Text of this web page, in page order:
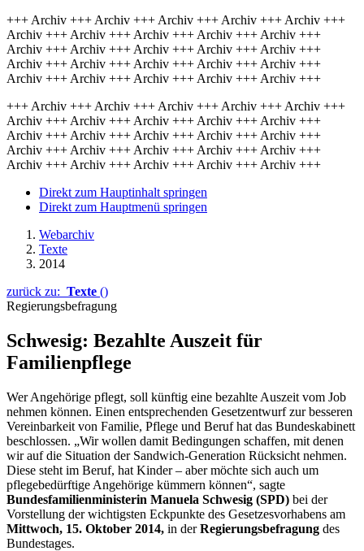
+++ Archiv +++ Archiv +++ Archiv +++ Archiv +++ Archiv +++
Archiv +++ Archiv +++ Archiv +++ Archiv +++ Archiv +++
Archiv +++ Archiv +++ Archiv +++ Archiv +++ Archiv +++
Archiv +++ Archiv +++ Archiv +++ Archiv +++ Archiv +++
Archiv +++ Archiv +++ Archiv +++ Archiv +++ Archiv +++
+++ Archiv +++ Archiv +++ Archiv +++ Archiv +++ Archiv +++
Archiv +++ Archiv +++ Archiv +++ Archiv +++ Archiv +++
Archiv +++ Archiv +++ Archiv +++ Archiv +++ Archiv +++
Archiv +++ Archiv +++ Archiv +++ Archiv +++ Archiv +++
Archiv +++ Archiv +++ Archiv +++ Archiv +++ Archiv +++
Direkt zum Hauptinhalt springen
Direkt zum Hauptmenü springen
Webarchiv
Texte
2014
zurück zu: Texte ()
Regierungsbefragung
Schwesig: Bezahlte Auszeit für
Familienpflege
Wer Angehörige pflegt, soll künftig eine bezahlte Auszeit vom Job
nehmen können. Einen entsprechenden Gesetzentwurf zur besseren
Vereinbarkeit von Familie, Pflege und Beruf hat das Bundeskabinett
beschlossen. „Wir wollen damit Bedingungen schaffen, mit denen
wir auf die Situation derSandwich-Generation Rücksicht nehmen.
Diese steht im Beruf, hat Kinder – aber möchte sich auch um
pflegebedürftige Angehörige kümmern können“, sagte
Bundesfamilienministerin Manuela Schwesig (SPD) bei der
Vorstellung der wichtigsten Eckpunkte des Gesetzesvorhabens am
Mittwoch, 15. Oktober 2014, in derRegierungsbefragung des
Bundestages.